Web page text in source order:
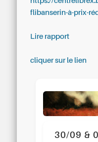
flibanserin-à-prix-
Lire rapport
cliquer sur le lien
30/09 &